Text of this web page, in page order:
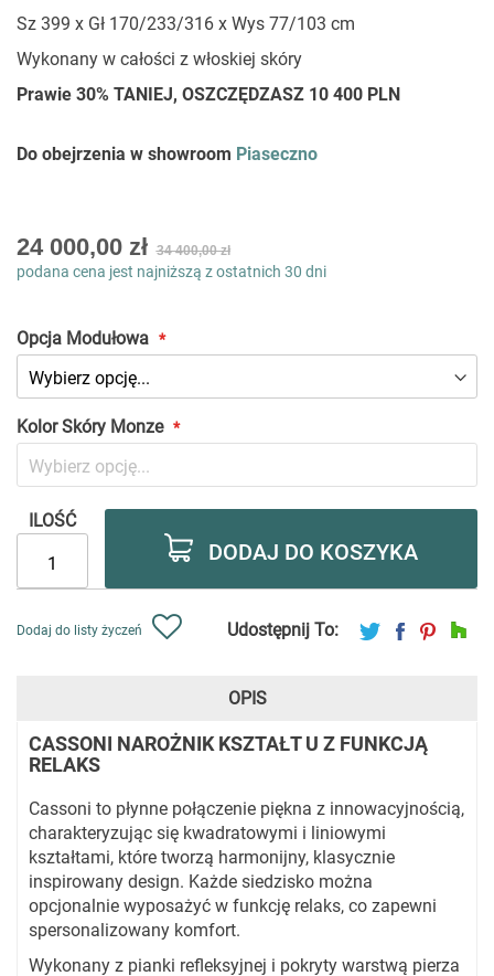
Sz 399 x Gł 170/233/316 x Wys 77/103 cm
Wykonany w całości z włoskiej skóry
Prawie 30% TANIEJ, OSZCZĘDZASZ 10 400 PLN
Do obejrzenia w showroom Piaseczno
As
low
24 000,00 zł 34 400,00 zł
podana cena jest najniższą z ostatnich 30 dni
Opcja Modułowa
Kolor Skóry Monze
ILOŚĆ
DODAJ DO KOSZYKA
Dodaj do listy życzeń Udostępnij To:
OPIS
CASSONI NAROŻNIK KSZTAŁT U Z FUNKCJĄ
RELAKS
Cassoni to płynne połączenie piękna z innowacyjnością,
charakteryzując się kwadratowymi i liniowymi
kształtami, które tworzą harmonijny, klasycznie
inspirowany design. Każde siedzisko można
opcjonalnie wyposażyć w funkcję relaks, co zapewni
spersonalizowany komfort.
Wykonany z pianki refleksyjnej i pokryty warstwą pierza